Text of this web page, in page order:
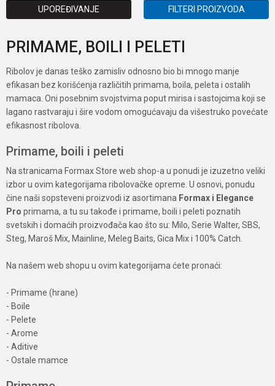
UPOREĐIVANJE FILTERI PROIZVODA
PRIMAME, BOILI I PELETI
Ribolov je danas teško zamisliv odnosno bio bi mnogo manje
efikasan bez korišćenja različitih primama, boila, peleta i ostalih
mamaca. Oni posebnim svojstvima poput mirisa i sastojcima koji se
lagano rastvaraju i šire vodom omogućavaju da višestruko povećate
efikasnost ribolova.
Primame, boili i peleti
Na stranicama Formax Store web shop-a u ponudi je izuzetno veliki
izbor u ovim kategorijama ribolovačke opreme. U osnovi, ponudu
čine naši sopsteveni proizvodi iz asortimana Formax i Elegance
Pro primama, a tu su takođe i primame, boili i peleti poznatih
svetskih i domaćih proizvođača kao što su: Milo, Serie Walter, SBS,
Steg, Maroš Mix, Mainline, Meleg Baits, Gica Mix i 100% Catch.
Na našem web shopu u ovim kategorijama ćete pronaći:
- Primame (hrane)
- Boile
- Pelete
- Arome
- Aditive
- Ostale mamce